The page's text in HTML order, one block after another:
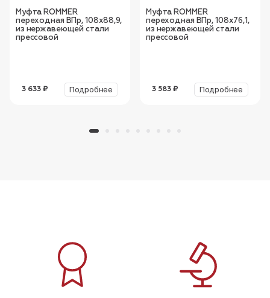
Муфта ROMMER
переходная ВПр, 108х88,9,
из нержавеющей стали
прессовой
3 633 ₽ Подробнее
Муфта ROMMER
переходная ВПр, 108х76,1,
из нержавеющей стали
прессовой
3 583 ₽ Подробнее